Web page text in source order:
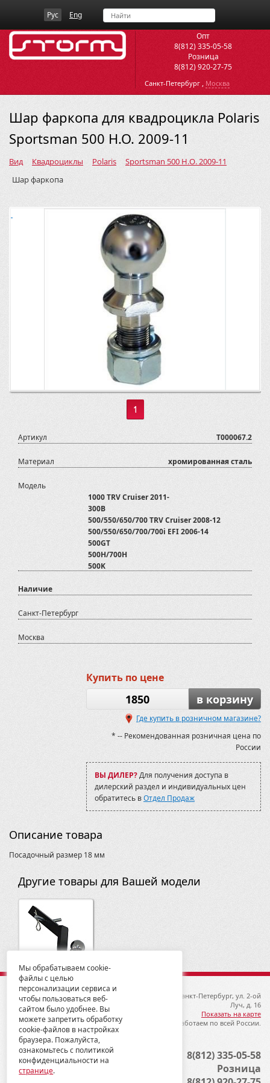
Рус Eng
Опт
8(812) 335-05-58
Розница
8(812) 920-27-75
Санкт-Петербург , Москва
Шар фаркопа для квадроцикла Polaris
Sportsman 500 H.O. 2009-11
Вид Квадроциклы Polaris
Sportsman 500 H.O. 2009-11
Шар фаркопа
1
Артикул T000067.2
Материал хромированная сталь
Модель
1000 TRV Cruiser 2011-
300B
500/550/650/700 TRV Cruiser 2008-12
500/550/650/700/700i EFI 2006-14
500GT
500H/700H
500K
800D
ATV600U
ATV800
Assailant 800
Assailant 800
Baltmotors-SMC Jumbo 700
Blade 1000 2017-2019
BruteForce KVF 750 2006-09
BruteForce KVF 750 2009-12
CF500-2А
CFORCE 600
CFORCE 600
Commander 1000 2015-
Commander 800/1000 2011-2014
Commander Max 1000 2015-
Grizzly 700 2016
Grizzly 450
Grizzly 550/700
Grizzly 660
Jumbo 700 MBX
KVF 750 2012-
Kingquad 750
Kingquad 750 2006-2018
Наличие
Санкт-Петербург
Москва
Купить по цене
1850 в корзину
Где купить в розничном магазине?
* -- Рекомендованная розничная цена по
России
ВЫ ДИЛЕР?Для получения доступа в
дилерский раздел и индивидуальных цен
обратитесь вОтдел Продаж
Описание товара
Посадочный размер 18 мм
Другие товары для Вашей модели
© 2012-2026 ГК Металлопродукция
192019, Санкт-Петербург, ул. 2-ой
Луч, д. 16
Показать на карте
Мы работаем по всей России.
8(812) 335-05-58
Розница
Мы обрабатываем cookie-
файлы с целью
персонализации сервиса и
чтобы пользоваться веб-
сайтом было удобнее. Вы
можете запретить обработку
cookie-файлов в настройках
браузера. Пожалуйста,
ознакомьтесь с политикой
конфиденциальности на
странице.